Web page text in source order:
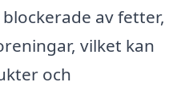
av fetter,
vilket kan
och